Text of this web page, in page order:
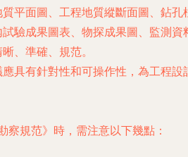
質平面圖、工程地質縱斷面圖、鉆孔
驗成果圖表、物探成果圖、監測資
、準確、規范。
具有針對性和可操作性，為工程設
察規范》時，需注意以下幾點：